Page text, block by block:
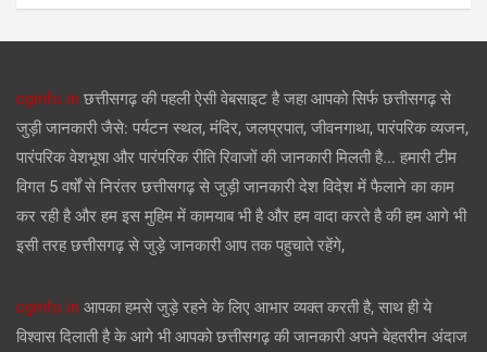
cginfo.in छत्तीसगढ़ की पहली ऐसी वेबसाइट है जहा आपको सिर्फ छत्तीसगढ़ से
जुड़ी जानकारी जैसे: पर्यटन स्थल, मंदिर, जलप्रपात, जीवनगाथा, पारंपरिक व्यजन,
पारंपरिक वेशभूषा और पारंपरिक रीति रिवाजों की जानकारी मिलती है... हमारी टीम
विगत 5 वर्षों से निरंतर छत्तीसगढ़ से जुड़ी जानकारी देश विदेश में फैलाने का काम
कर रही है और हम इस मुहिम में कामयाब भी है और हम वादा करते है की हम आगे भी
इसी तरह छत्तीसगढ़ से जुड़े जानकारी आप तक पहुचाते रहेंगे,
cginfo.in आपका हमसे जुड़े रहने के लिए आभार व्यक्त करती है, साथ ही ये
विश्वास दिलाती है के आगे भी आपको छत्तीसगढ़ की जानकारी अपने बेहतरीन अंदाज